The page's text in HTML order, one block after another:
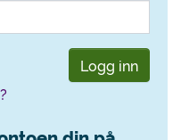
Logg inn